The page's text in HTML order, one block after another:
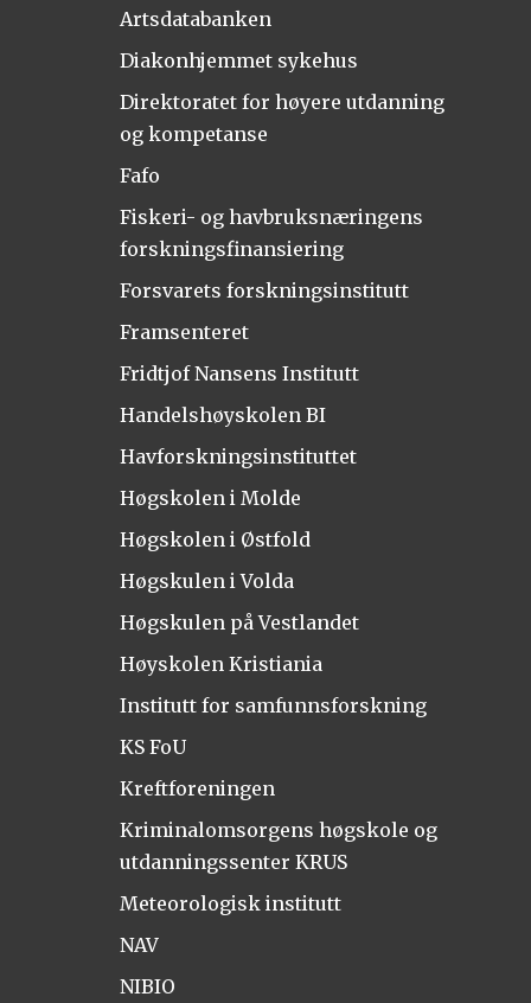
Artsdatabanken
Diakonhjemmet sykehus
Direktoratet for høyere utdanning
og kompetanse
Fafo
Fiskeri- og havbruksnæringens
forskningsfinansiering
Forsvarets forskningsinstitutt
Framsenteret
Fridtjof Nansens Institutt
Handelshøyskolen BI
Havforskningsinstituttet
Høgskolen i Molde
Høgskolen i Østfold
Høgskulen i Volda
Høgskulen på Vestlandet
Høyskolen Kristiania
Institutt for samfunnsforskning
KS FoU
Kreftforeningen
Kriminalomsorgens høgskole og
utdanningssenter KRUS
Meteorologisk institutt
NAV
NIBIO